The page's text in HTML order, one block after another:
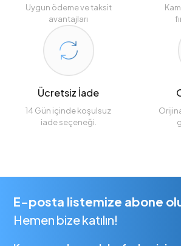
Uygun ödeme ve taksit
avantajları
Ücretsiz İade
14 Gün içinde koşulsuz
iade seçeneği.
E-posta listemize abone
Hemen bize katılın!